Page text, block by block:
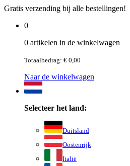
Gratis verzending bij alle bestellingen!
0
0 artikelen in de winkelwagen
Totaalbedrag: € 0,00
Naar de winkelwagen
Selecteer het land:
Duitsland
Oostenrijk
Italië